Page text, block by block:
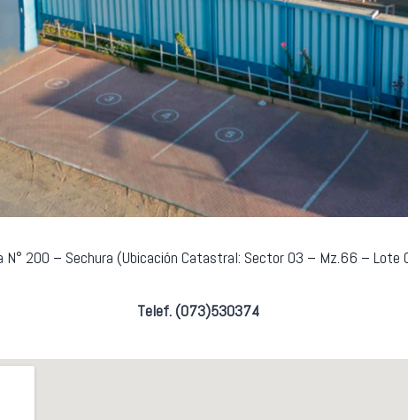
N° 200 – Sechura (Ubicación Catastral: Sector 03 – Mz.66 –
Telef. (073)530374